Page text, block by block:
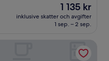
Priset
är
1 135 kr
1 135 kr
inklusive skatter och avgifter
1 sep. – 2 sep.